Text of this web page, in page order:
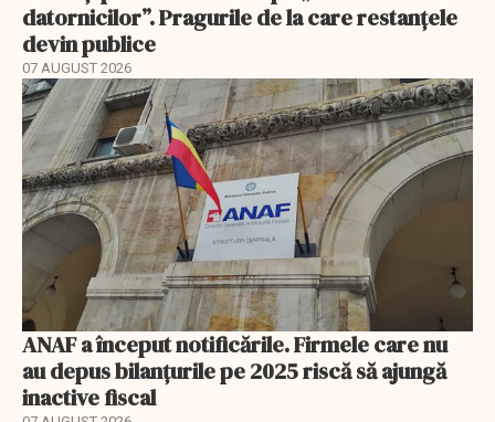
datornicilor”. Pragurile de la care restanțele
devin publice
07 AUGUST 2026
ANAF a început notificările. Firmele care nu
au depus bilanțurile pe 2025 riscă să ajungă
inactive fiscal